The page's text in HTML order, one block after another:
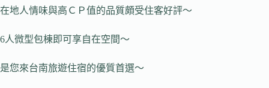
在地人情味與高ＣＰ值的品質頗受住客好評～
6人微型包棟即可享自在空間～
是您來台南旅遊住宿的優質首選～